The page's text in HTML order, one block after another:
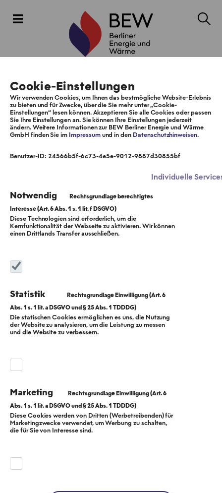
20 Megawatt für
Berlin-Wedding:
Bayer setzt
künftig auf
Cookie-Einstellungen
Wir verwenden Cookies, um Ihnen das bestmögliche Website-Erlebnis
zu bieten und für Zwecke, über die Sie mehr unter „Cookie-
Einstellungen“ lesen können. Akzeptieren Sie alle Cookies oder passen
Sie Ihre Einstellungen an. Sie können Ihre Einstellungen jederzeit
ändern. Weitere Informationen zur BEW Berliner Energie und Wärme
GmbH finden Sie im Impressumund in den Datenschutzhinweisen.
Benutzer-ID: 24566b5f-6c73-4e5e-9012-9887d30855bf
Individuelle
Notwendig
Diese Technologien sind erforderlich, um die
Kernfunktionalität der Webseite zu aktivieren. Wir können
einen Drittlands Transfer ausschließen.
Statistik
Die statischen Cookies ermöglichen es uns, die Nutzung
der Website zu analysieren, um die Leistung zu messen
und die Website zu verbessern.
Marketing
Diese Cookies werden von Dritten (Werbetreibenden) für
Marketingzwecke verwendet, um Werbung zu schalten,
die für Sie von Interesse sind.